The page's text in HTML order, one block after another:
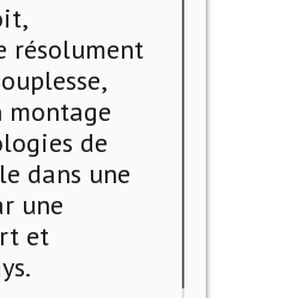
résolument
montage
de
dans une
une
et